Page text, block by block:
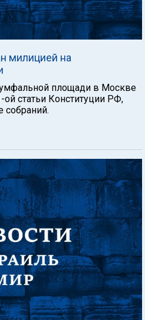
милицией на
площади в Москве
статьи Конституции РФ,
собраний.